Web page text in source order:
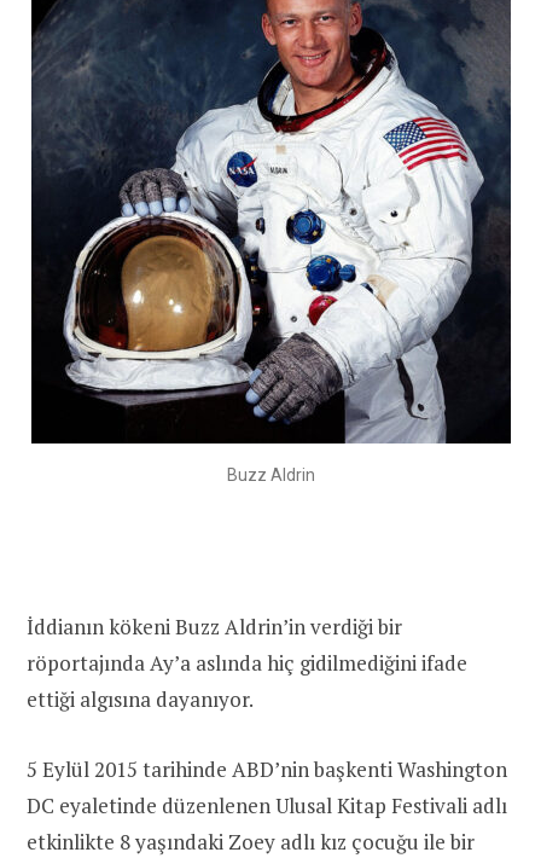
Buzz Aldrin
İddianın kökeni Buzz Aldrin’in verdiği bir
röportajında Ay’a aslında hiç gidilmediğini ifade
ettiği algısına dayanıyor.
5 Eylül 2015 tarihinde ABD’nin başkenti Washington
DC eyaletinde düzenlenen Ulusal Kitap Festivali adlı
etkinlikte 8 yaşındaki Zoey adlı kız çocuğu ile bir